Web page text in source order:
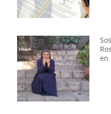
en